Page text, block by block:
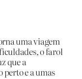
uma viagem
o farol
que a
perto e a umas